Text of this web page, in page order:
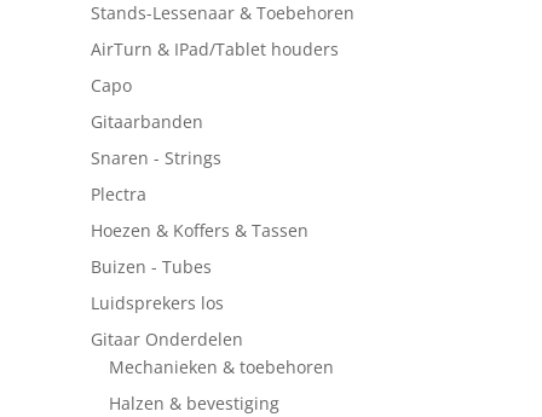
Stands-Lessenaar & Toebehoren
AirTurn & IPad/Tablet houders
Capo
Gitaarbanden
Snaren - Strings
Plectra
Hoezen & Koffers & Tassen
Buizen - Tubes
Luidsprekers los
Gitaar Onderdelen
Mechanieken & toebehoren
Halzen & bevestiging